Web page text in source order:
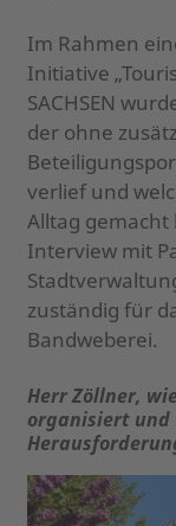
Im Rahmen
Initiative
SACHSEN
der ohne
verlief und
Alltag
Interview mit
zuständig für
Bandweberei.
Herr Zöllner,
organisiert und